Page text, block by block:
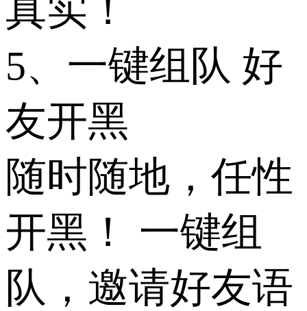
真实！
5、一键组队 好
友开黑
随时随地，任性
开黑！ 一键组
队，邀请好友语